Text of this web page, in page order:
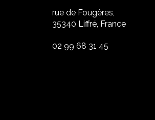
rue de Fougères,
35340 Liffré, France
02 99 68 31 45